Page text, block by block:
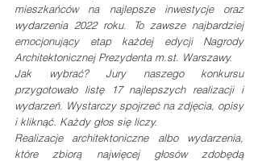
mieszkańców na najlepsze inwestycje oraz
wydarzenia 2022 roku. To zawsze najbardziej
emocjonujący etap każdej edycji Nagrody
Architektonicznej Prezydenta m.st. Warszawy.
Jak wybrać? Jury naszego konkursu
przygotowało listę 17 najlepszych realizacji i
wydarzeń. Wystarczy spojrzeć na zdjęcia, opisy
i kliknąć. Każdy głos się liczy.
Realizacje architektoniczne albo wydarzenia,
które zbiorą najwięcej głosów zdobędą